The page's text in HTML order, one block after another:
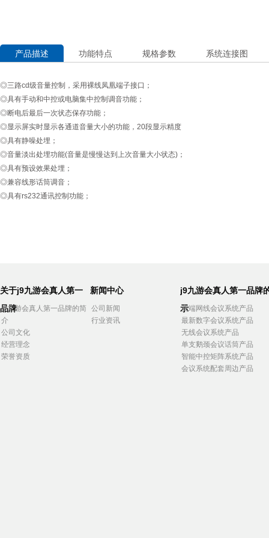
产品描述 功能特点 规格参数 系统连接图
◎三路cd级音量控制，采用裸线凤凰端子接口；
◎具有手动和中控或电脑集中控制调音功能；
◎断电后最后一次状态保存功能；
◎显示屏实时显示各通道音量大小的功能，20段显示精度
◎具有静噪处埋；
◎音量淡出处埋功能(音量是慢慢达到上次音量大小状态)；
◎具有预设效果处埋；
◎兼容线形话筒调音；
◎具有rs232通讯控制功能；
关于j9九游会真人第一
品牌
j9九游会真人第一品牌的简
介
公司文化
经营理念
荣誉资质
新闻中心
公司新闻
行业资讯
j9九游会真人第一品牌
示
高端网线会议系统产品
最新数字会议系统产品
无线会议系统产品
单支鹅颈会议话筒产品
智能中控矩阵系统产品
会议系统配套周边产品